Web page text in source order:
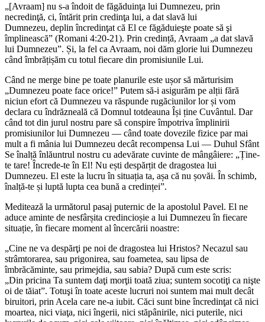
„[Avraam] nu s-a îndoit de făgăduinţa lui Dumnezeu, prin
necredinţă, ci, întărit prin credinţa lui, a dat slavă lui
Dumnezeu, deplin încredinţat că El ce făgăduieşte poate să şi
împlinească” (Romani 4:20-21). Prin credință, Avraam „a dat slavă
lui Dumnezeu”. Și, la fel ca Avraam, noi dăm glorie lui Dumnezeu
când îmbrățișăm cu totul fiecare din promisiunile Lui.
Când ne merge bine pe toate planurile este ușor să mărturisim
„Dumnezeu poate face orice!” Putem să-i asigurăm pe alții fără
niciun efort că Dumnezeu va răspunde rugăciunilor lor și vom
declara cu îndrăzneală că Domnul totdeauna Își ține Cuvântul. Dar
când tot din jurul nostru pare să conspire împotriva împlinirii
promisiunilor lui Dumnezeu — când toate dovezile fizice par mai
mult a fi mânia lui Dumnezeu decât recompensa Lui — Duhul Sfânt
Se înalță înlăuntrul nostru cu adevărate cuvinte de mângâiere: „Ține-
te tare! Încrede-te în El! Nu ești despărțit de dragostea lui
Dumnezeu. El este la lucru în situația ta, așa că nu șovăi. În schimb,
înalță-te și luptă lupta cea bună a credinței”.
Meditează la următorul pasaj puternic de la apostolul Pavel. El ne
aduce aminte de nesfârșita credincioșie a lui Dumnezeu în fiecare
situație, în fiecare moment al încercării noastre:
„Cine ne va despărţi pe noi de dragostea lui Hristos? Necazul sau
strâmtorarea, sau prigonirea, sau foametea, sau lipsa de
îmbrăcăminte, sau primejdia, sau sabia? După cum este scris:
„Din pricina Ta suntem daţi morţii toată ziua; suntem socotiţi ca nişte
oi de tăiat”. Totuşi în toate aceste lucruri noi suntem mai mult decât
biruitori, prin Acela care ne-a iubit. Căci sunt bine încredinţat că nici
moartea, nici viaţa, nici îngerii, nici stăpânirile, nici puterile, nici